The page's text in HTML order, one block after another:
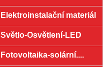
Elektroinstalační materiál
Světlo-Osvětlení-LED
Fotovoltaika-solární....